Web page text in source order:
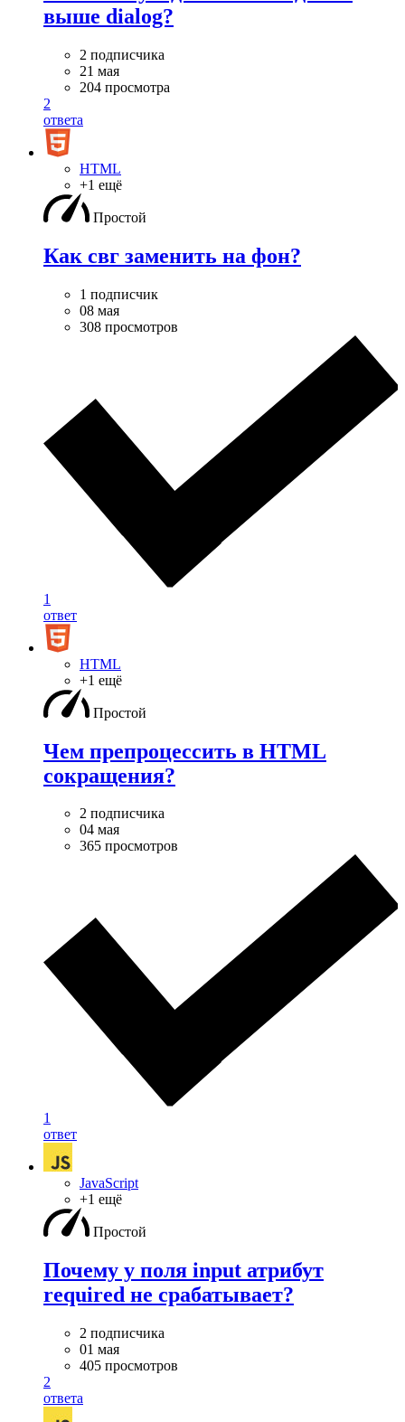
выше dialog?
2 подписчика
21 мая
204 просмотра
2
ответа
HTML
+1 ещё
Простой
Как свг заменить на фон?
1 подписчик
08 мая
308 просмотров
1
ответ
HTML
+1 ещё
Простой
Чем препроцессить в HTML
сокращения?
2 подписчика
04 мая
365 просмотров
1
ответ
JavaScript
+1 ещё
Простой
Почему у поля input атрибут
required не срабатывает?
2 подписчика
01 мая
405 просмотров
2
ответа